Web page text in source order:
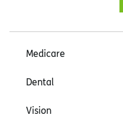
Medicare
Dental
Vision